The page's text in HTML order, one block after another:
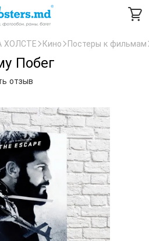
ХОЛСТЕ Кино Постеры к фильмам
Побег
отзыв